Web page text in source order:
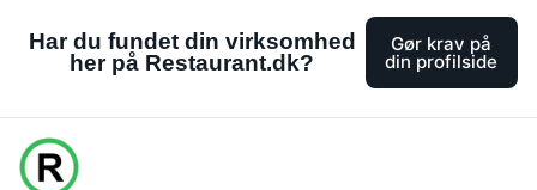
Har du fundet din virksomhed
her på Restaurant.dk?
Gør krav på
din profilside